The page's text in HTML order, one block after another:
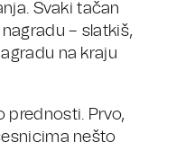
Svaki tačan
– slatkiš,
na kraju
prednosti. Prvo,
nešto